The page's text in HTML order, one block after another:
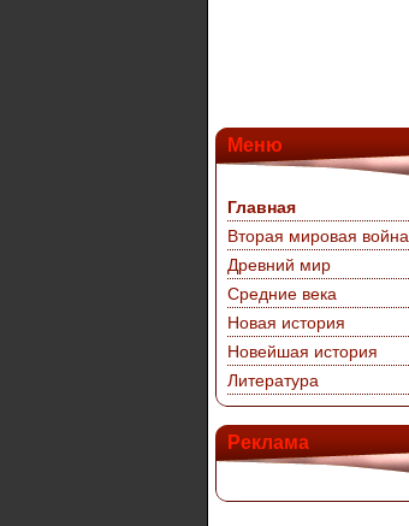
Меню
Главная
Вторая мировая война
Древний мир
Средние века
Новая история
Новейшая история
Литература
Реклама